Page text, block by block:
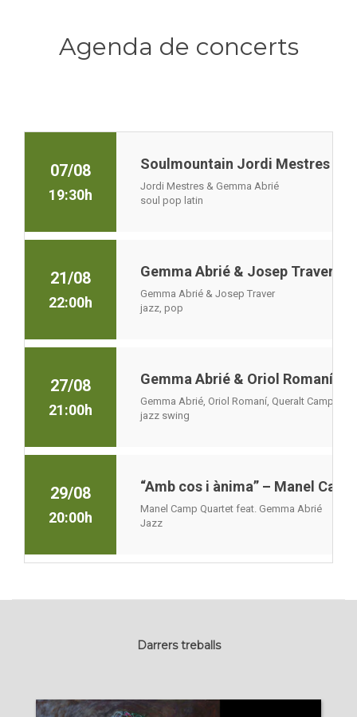
Agenda de concerts
07/08
19:30h
Soulmountain Jordi Mestres &
Jordi Mestres & Gemma Abrié
soul pop latin
21/08
22:00h
Gemma Abrié & Josep Traver a
Gemma Abrié & Josep Traver
jazz, pop
27/08
21:00h
Gemma Abrié & Oriol Romaní
Gemma Abrié, Oriol Romaní, Queralt Camps i
jazz swing
29/08
20:00h
“Amb cos i ànima” – Manel
Manel Camp Quartet feat. Gemma Abrié
Jazz
Darrers treballs